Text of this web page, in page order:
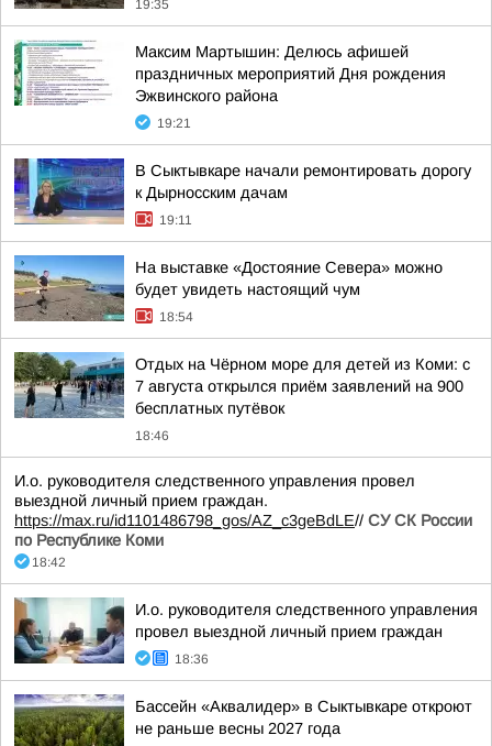
19:35
Максим Мартышин: Делюсь афишей
праздничных мероприятий Дня рождения
Эжвинского района
19:21
В Сыктывкаре начали ремонтировать дорогу
к Дырносским дачам
19:11
На выставке «Достояние Севера» можно
будет увидеть настоящий чум
18:54
Отдых на Чёрном море для детей из Коми: с
7 августа открылся приём заявлений на 900
бесплатных путёвок
18:46
И.о. руководителя следственного управления провел
выездной личный прием граждан.
https://max.ru/id1101486798_gos/AZ_c3geBdLE// СУ СК России
по Республике Коми
18:42
И.о. руководителя следственного управления
провел выездной личный прием граждан
18:36
Бассейн «Аквалидер» в Сыктывкаре откроют
не раньше весны 2027 года